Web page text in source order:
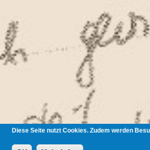
Diese Seite nutzt Cookies. Zudem werden